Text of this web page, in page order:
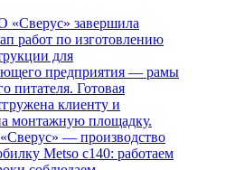
завершила
работ по изготовлению
для
предприятия — рамы
питателя. Готовая
клиенту и
монтажную площадку.
— производство
Metso c140: работаем